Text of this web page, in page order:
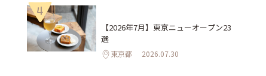
4
【2026年7月】東京ニューオープン23
選
東京都 2026.07.30